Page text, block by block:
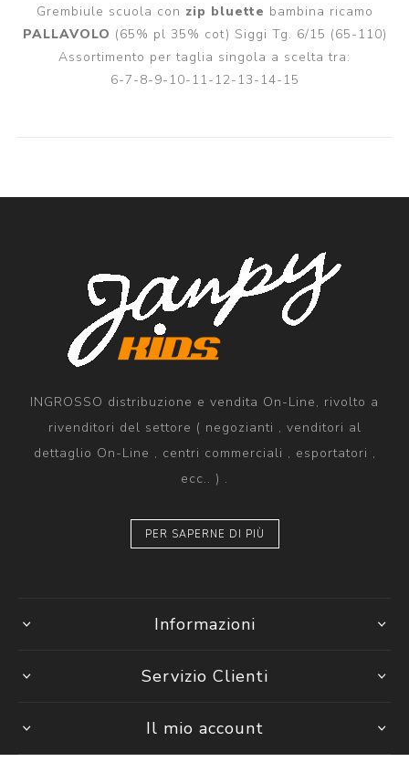
Grembiule scuola con zip bluette bambina ricamo
PALLAVOLO (65% pl 35% cot) Siggi Tg. 6/15 (65-110)
Assortimento per taglia singola a scelta tra:
6-7-8-9-10-11-12-13-14-15
INGROSSO distribuzione e vendita On-Line, rivolto a
rivenditori del settore ( negozianti , venditori al
dettaglio On-Line , centri commerciali , esportatori ,
ecc.. ) .
PER SAPERNE DI PIÙ
Informazioni
Servizio Clienti
Il mio account